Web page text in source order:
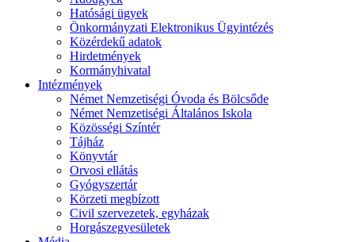
Hatósági ügyek
Önkormányzati Elektronikus Ügyintézés
Közérdekű adatok
Hirdetmények
Kormányhivatal
Intézmények
Német Nemzetiségi Óvoda és Bölcsőde
Német Nemzetiségi Általános Iskola
Közösségi Színtér
Tájház
Könyvtár
Orvosi ellátás
Gyógyszertár
Körzeti megbízott
Civil szervezetek, egyházak
Horgászegyesületek